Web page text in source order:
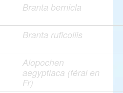
Branta bernicla
Branta ruficollis
Alopochen
aegyptiaca (féral en
Fr)